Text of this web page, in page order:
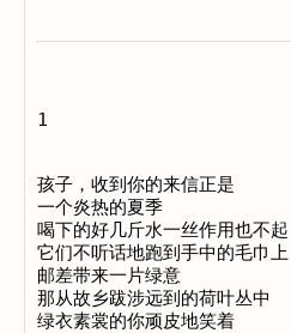
1
孩子，收到你的来信正是
一个炎热的夏季
喝下的好几斤水一丝作用也不起
它们不听话地跑到手中的毛巾上
邮差带来一片绿意
那从故乡跋涉远到的荷叶丛中
绿衣素裳的你顽皮地笑着